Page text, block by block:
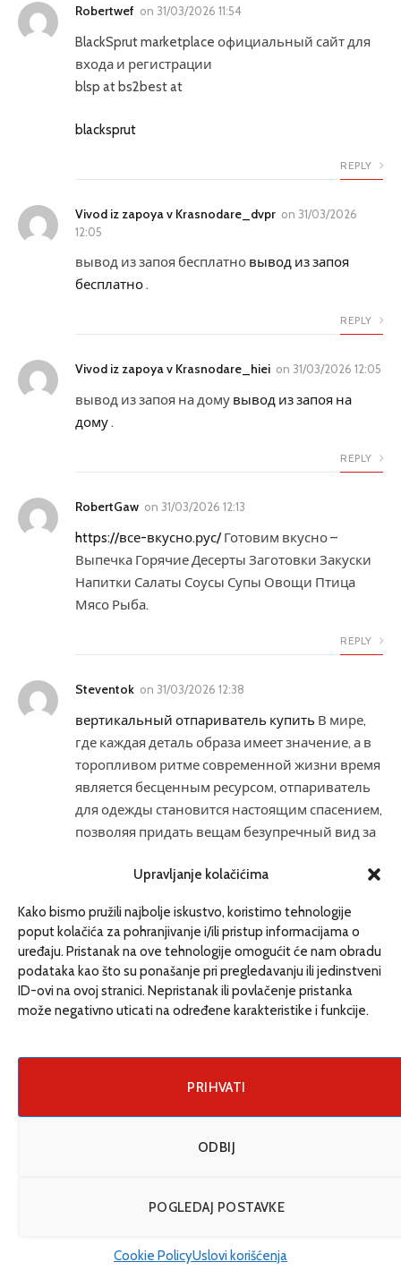
Upravljanje kolačićima
Kako bismo pružili najbolje iskustvo, koristimo tehnologije
poput kolačića za pohranjivanje i/ili pristup informacijama o
uređaju. Pristanak na ove tehnologije omogućit će nam obradu
podataka kao što su ponašanje pri pregledavanju ili jedinstveni
ID-ovi na ovoj stranici. Nepristanak ili povlačenje pristanka
može negativno uticati na određene karakteristike i funkcije.
PRIHVATI
ODBIJ
POGLEDAJ POSTAVKE
Cookie PolicyUslovi korišćenja
Robertwef on 31/03/2026 11:54
BlackSprut marketplace официальный сайт для
входа и регистрации
blsp at bs2best at
blacksprut
REPLY
Vivod iz zapoya v Krasnodare_dvpr on 31/03/2026
12:05
вывод из запоя бесплатно вывод из запоя
бесплатно.
REPLY
Vivod iz zapoya v Krasnodare_hiei on 31/03/2026 12:05
вывод из запоя на дому вывод из запоя на
дому.
REPLY
RobertGaw on 31/03/2026 12:13
https://все-вкусно.рус/Готовим вкусно –
Выпечка Горячие Десерты Заготовки Закуски
Напитки Салаты Соусы Супы Овощи Птица
Мясо Рыба.
REPLY
Steventok on 31/03/2026 12:38
вертикальный отпариватель купить В мире,
где каждая деталь образа имеет значение, а в
торопливом ритме современной жизни время
является бесценным ресурсом, отпариватель
для одежды становится настоящим спасением,
позволяя придать вещам безупречный вид за
Vivod iz zapoya v Krasnodare_yuMnon31/03/2026
12:47
вывод из запоя на дому краснодарвывод из
запоя на дому краснодар.
31/03/2026 15:57
обширности, охватывает весь спектр создания
визуальную привлекательность и
— это тонкое искусство представления